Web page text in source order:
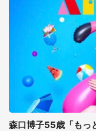
森口博子55歳「もっ